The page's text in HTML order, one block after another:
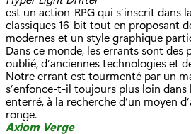
est un action-RPG qui s’inscrit dans
classiques 16-bit tout en proposant
modernes et un style graphique
Dans ce monde, les errants sont des
oublié, d’anciennes technologies et
Notre errant est tourmenté par un
s’enfonce-t-il toujours plus loin dans
enterré, à la recherche d’un moyen
ronge.
Axiom Verge